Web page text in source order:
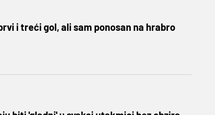
i treći gol, ali sam ponosan na hrabro